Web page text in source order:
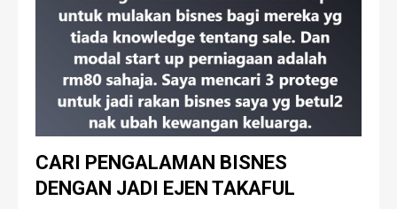
CARI PENGALAMAN BISNES
DENGAN JADI EJEN TAKAFUL